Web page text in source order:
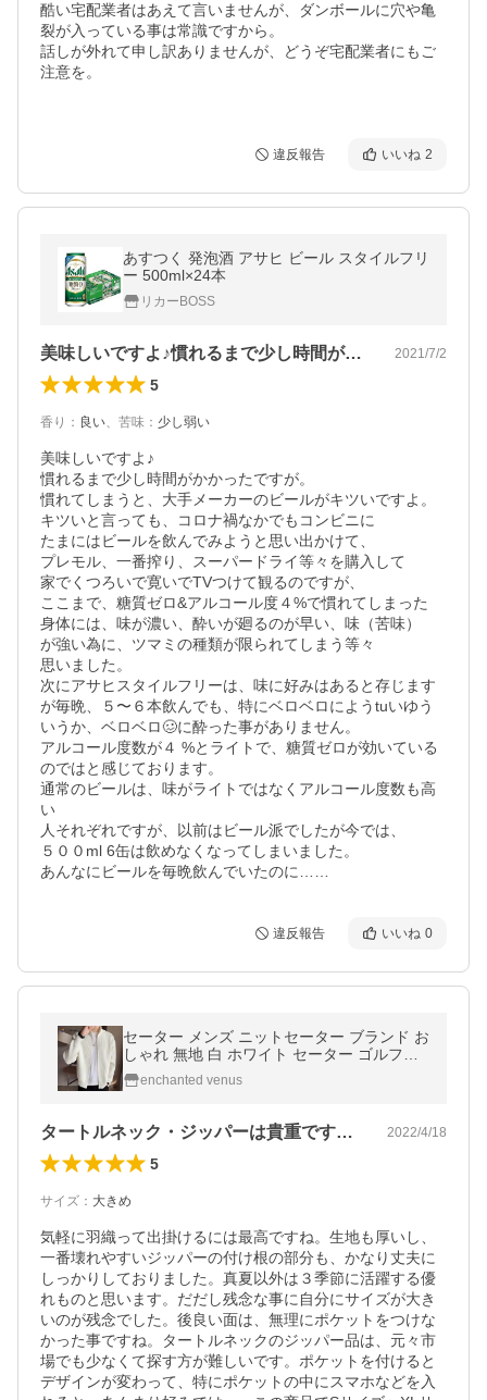
酷い宅配業者はあえて言いませんが、ダンボールに穴や亀
裂が入っている事は常識ですから。
話しが外れて申し訳ありませんが、どうぞ宅配業者にもご
注意を。
違反報告 いいね 2
あすつく 発泡酒 アサヒ ビール スタイルフリ
ー 500ml×24本
リカーBOSS
美味しいですよ♪慣れるまで少し時間がか… 2021/7/2
5
香り ： 良い、 苦味 ： 少し弱い
美味しいですよ♪
慣れるまで少し時間がかかったですが。
慣れてしまうと、大手メーカーのビールがキツいですよ。
キツいと言っても、コロナ禍なかでもコンビニに
たまにはビールを飲んでみようと思い出かけて、
プレモル、一番搾り、スーパードライ等々を購入して
家でくつろいで寛いでTVつけて観るのですが、
ここまで、糖質ゼロ&アルコール度４%で慣れてしまった
身体には、味が濃い、酔いが廻るのが早い、味（苦味）
が強い為に、ツマミの種類が限られてしまう等々
思いました。
次にアサヒスタイルフリーは、味に好みはあると存じます
が毎晩、５〜６本飲んでも、特にベロベロにようtuいゆう
いうか、ベロベロ🥴に酔った事がありません。
アルコール度数が４ %とライトで、糖質ゼロが効いている
のではと感じております。
通常のビールは、味がライトではなくアルコール度数も高
い
人それぞれですが、以前はビール派でしたが今では、
５００ml 6缶は飲めなくなってしまいました。
あんなにビールを毎晩飲んでいたのに……
違反報告 いいね 0
セーター メンズ ニットセーター ブランド お
しゃれ 無地 白 ホワイト セーター ゴルフウ
エア アウトドア カジュアル 通勤 ビジネス
ジッパー 春コーデ
enchanted venus
タートルネック・ジッパーは貴重ですよ。 2022/4/18
5
サイズ ： 大きめ
気軽に羽織って出掛けるには最高ですね。生地も厚いし、
一番壊れやすいジッパーの付け根の部分も、かなり丈夫に
しっかりしておりました。真夏以外は３季節に活躍する優
れものと思います。だだし残念な事に自分にサイズが大き
いのが残念でした。後良い面は、無理にポケットをつけな
かった事ですね。タートルネックのジッパー品は、元々市
場でも少なくて探す方が難しいです。ポケットを付けると
デザインが変わって、特にポケットの中にスマホなどを入